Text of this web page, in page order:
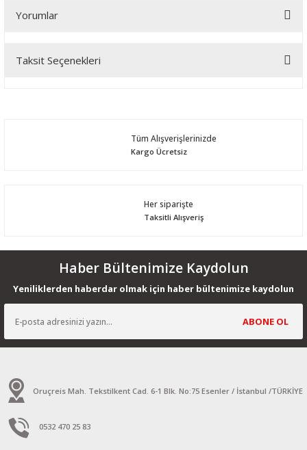
Yorumlar
Taksit Seçenekleri
Tüm Alışverişlerinizde
Kargo Ücretsiz
Her siparişte
Taksitli Alışveriş
Haber Bültenimize Kaydolun
Yeniliklerden haberdar olmak için haber bültenimize kaydolun
ABONE OL
Oruçreis Mah. Tekstilkent Cad. 6-1 Blk. No:75 Esenler / İstanbul /TÜRKİYE
0532 470 25 83